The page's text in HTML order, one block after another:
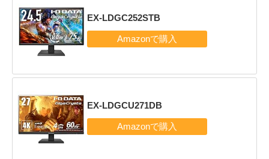
EX-LDGC252STB
EX-LDGCU271DB